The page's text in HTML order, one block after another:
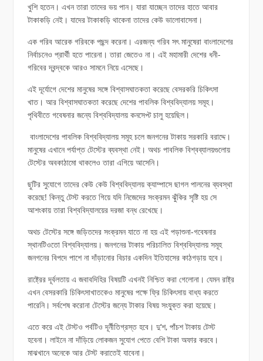
খুশি হতেন। এখন তারা তাদের ভয় পান। যারা যাচ্ছেন তাদের হাতে আবার
টাকাকড়ি নেই। যাদের টাকাকড়ি থাকেনা তাদের কেউ ভালোবাসেনা।
এক গরিব আরেক গরিবকে পছন্দ করেনা। এরজন্য গরিব সৎ মানুষেরা বাংলাদেশের
নির্বাচনেও প্রার্থী হতে পারেনা। তারা জেতেও না। এই মহামারী দেশের ধনী-
গরিবের দ্বন্দ্বকে আরও সামনে নিয়ে এসেছে।
এই দূর্যোগে দেশের মানুষের সঙ্গে বিশ্বাসঘাতকতা করেছে বেসরকরি চিকিৎসা
খাত। আর বিশ্বাসঘাতকতা করেছে দেশের পাবলিক বিশ্ববিদ্যালয় সমূহ।
পৃথিবীতে গবেষনার জন্যে বিশ্ববিদ্যালয় কনসেপ্ট চালু হয়েছিল।
বাংলাদেশের পাবলিক বিশ্ববিদ্যালয় সমূহ চলে জনগনের টাকায় সরকারি বরাদ্দে।
মানুষের এখানে পর্যাপ্ত টেস্টের ব্যবস্থা নেই। অথচ পাবলিক বিশ্বব্যালয়গুলোয়
টেস্টের অবকাঠামো থাকলেও তারা এগিয়ে আসেনি।
ছুটির সুযোগে তাদের কেউ কেউ বিশ্ববিদ্যালয় ক্যাম্পাসে ছাগল পালনের ব্যবস্থা
করেছে! কিন্তু টেস্ট করতে গিয়ে যদি নিজেদের সংক্রমন ঝুঁকির সৃষ্টি হয় সে
আশংকায় তারা বিশ্ববিদ্যালয়ের দরজা বন্ধ রেখেছে।
অথচ টেস্টের সঙ্গে জড়িতদের সংক্রমন যাতে না হয় এই পড়াশুনা-গবেষনার
স্থানটিওতো বিশ্ববিদ্যালয়। জনগনের টাকায় পরিচালিত বিশ্ববিদ্যালয় সমূহ
জনগনের বিপদে পাশে না দাঁড়ানোর বিচার একদিন ইতিহাসের কাঠগড়ায় হবে।
রাষ্ট্রের দূর্বলতায় এ জবাবদিহির বিষয়টি এখনই নিশ্চিত করা গেলোনা। যেমন রাষ্ট্র
এখন বেসরকারি চিকিৎসাখাতকেও মানুষের পক্ষে ফ্রি চিকিৎসায় বাধ্য করতে
পারেনি। সর্বশেষ করোনা টেস্টের জন্যে টাকার বিষয় সংযু্ক্ত করা হয়েছে।
এতে করে এই টেস্টও পর্বটিও দূর্নীতিগ্রস্ত হবে। দু’শ, পাঁচশ টাকায় টেস্ট
হবেনা। লাইনে না দাঁড়িয়ে লোকজন সুযোগ পেতে বেশি টাকা অফার করবে।
মাঝখানে অনেকে আর টেস্ট করাতেই যাবেনা।